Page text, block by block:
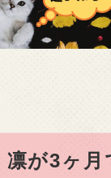
凛が3ヶ月